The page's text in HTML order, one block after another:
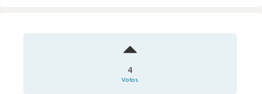
4
Votos